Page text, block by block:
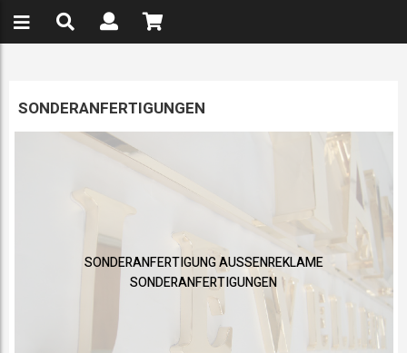
SONDERANFERTIGUNGEN
SONDERANFERTIGUNG AUSSENREKLAME
SONDERANFERTIGUNGEN